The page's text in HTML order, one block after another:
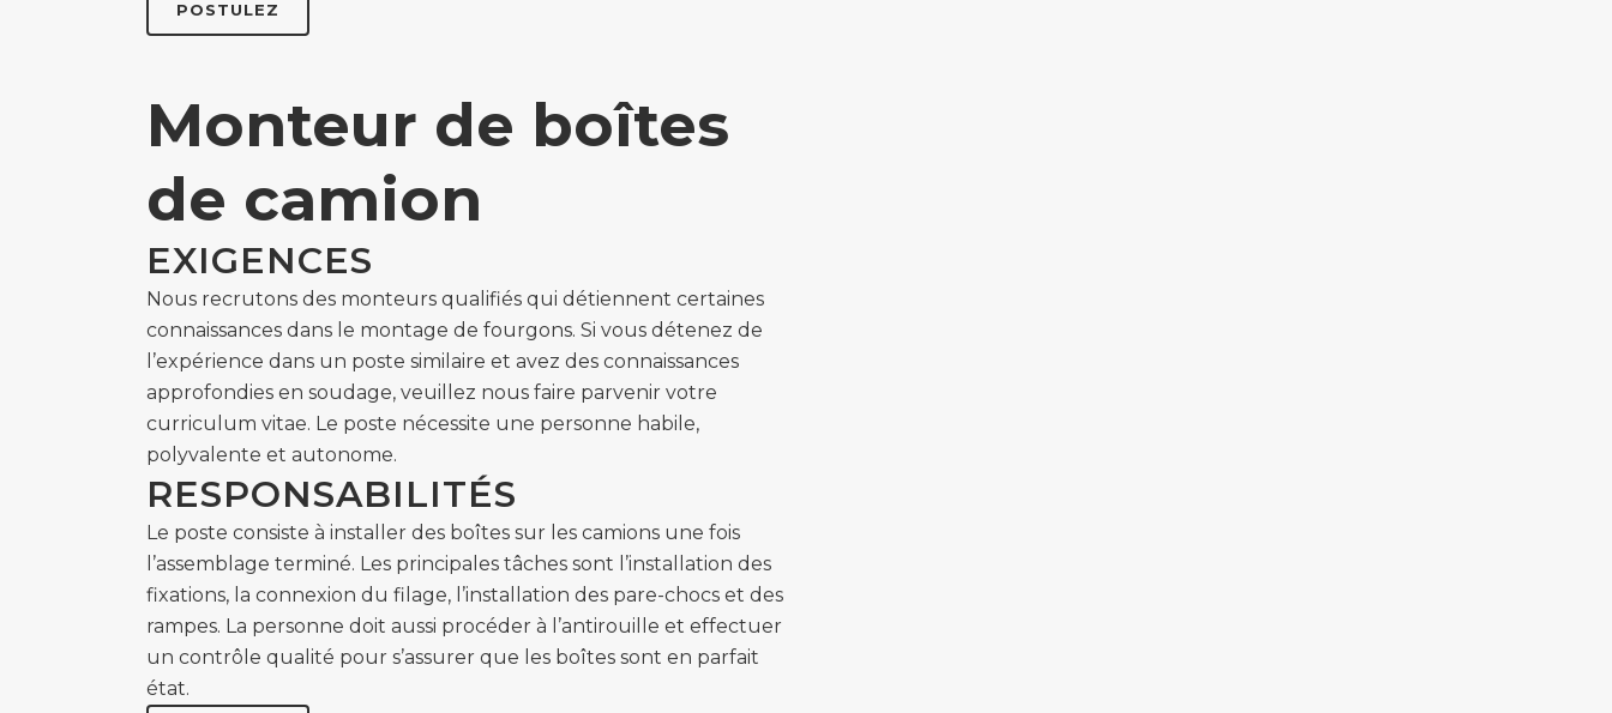
POSTULEZ
Monteur de boîtes
de camion
EXIGENCES
Nous recrutons des monteurs qualifiés qui détiennent certaines
connaissances dans le montage de fourgons. Si vous détenez de
l’expérience dans un poste similaire et avez des connaissances
approfondies en soudage, veuillez nous faire parvenir votre
curriculum vitae. Le poste nécessite une personne habile,
polyvalente et autonome.
RESPONSABILITÉS
Le poste consiste à installer des boîtes sur les camions une fois
l’assemblage terminé. Les principales tâches sont l’installation des
fixations, la connexion du filage, l’installation des pare-chocs et des
rampes. La personne doit aussi procéder à l’antirouille et effectuer
un contrôle qualité pour s’assurer que les boîtes sont en parfait
état.